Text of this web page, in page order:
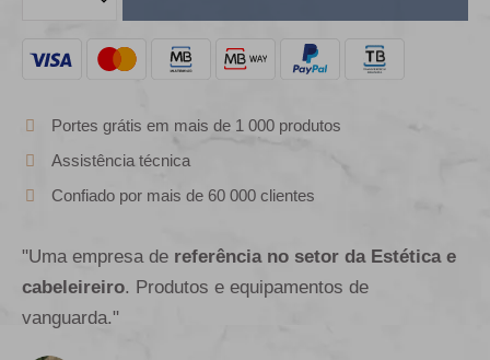
Portes grátis em mais de 1 000 produtos
Assistência técnica
Confiado por mais de 60 000 clientes
"Uma empresa de referência no setor da Estética e
cabeleireiro. Produtos e equipamentos de
vanguarda."